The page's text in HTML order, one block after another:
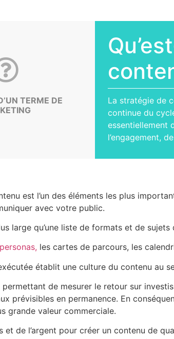
TERME DE
La stratégie de
continue du
essentiellement
l’engagement,
est l’un des éléments les plus
avec votre public.
large qu’une liste de formats et de sujets
les cartes de parcours, les
établit une culture du contenu au
de mesurer le retour sur
prévisibles en permanence. En
grande valeur commerciale.
et de l’argent pour créer un contenu de